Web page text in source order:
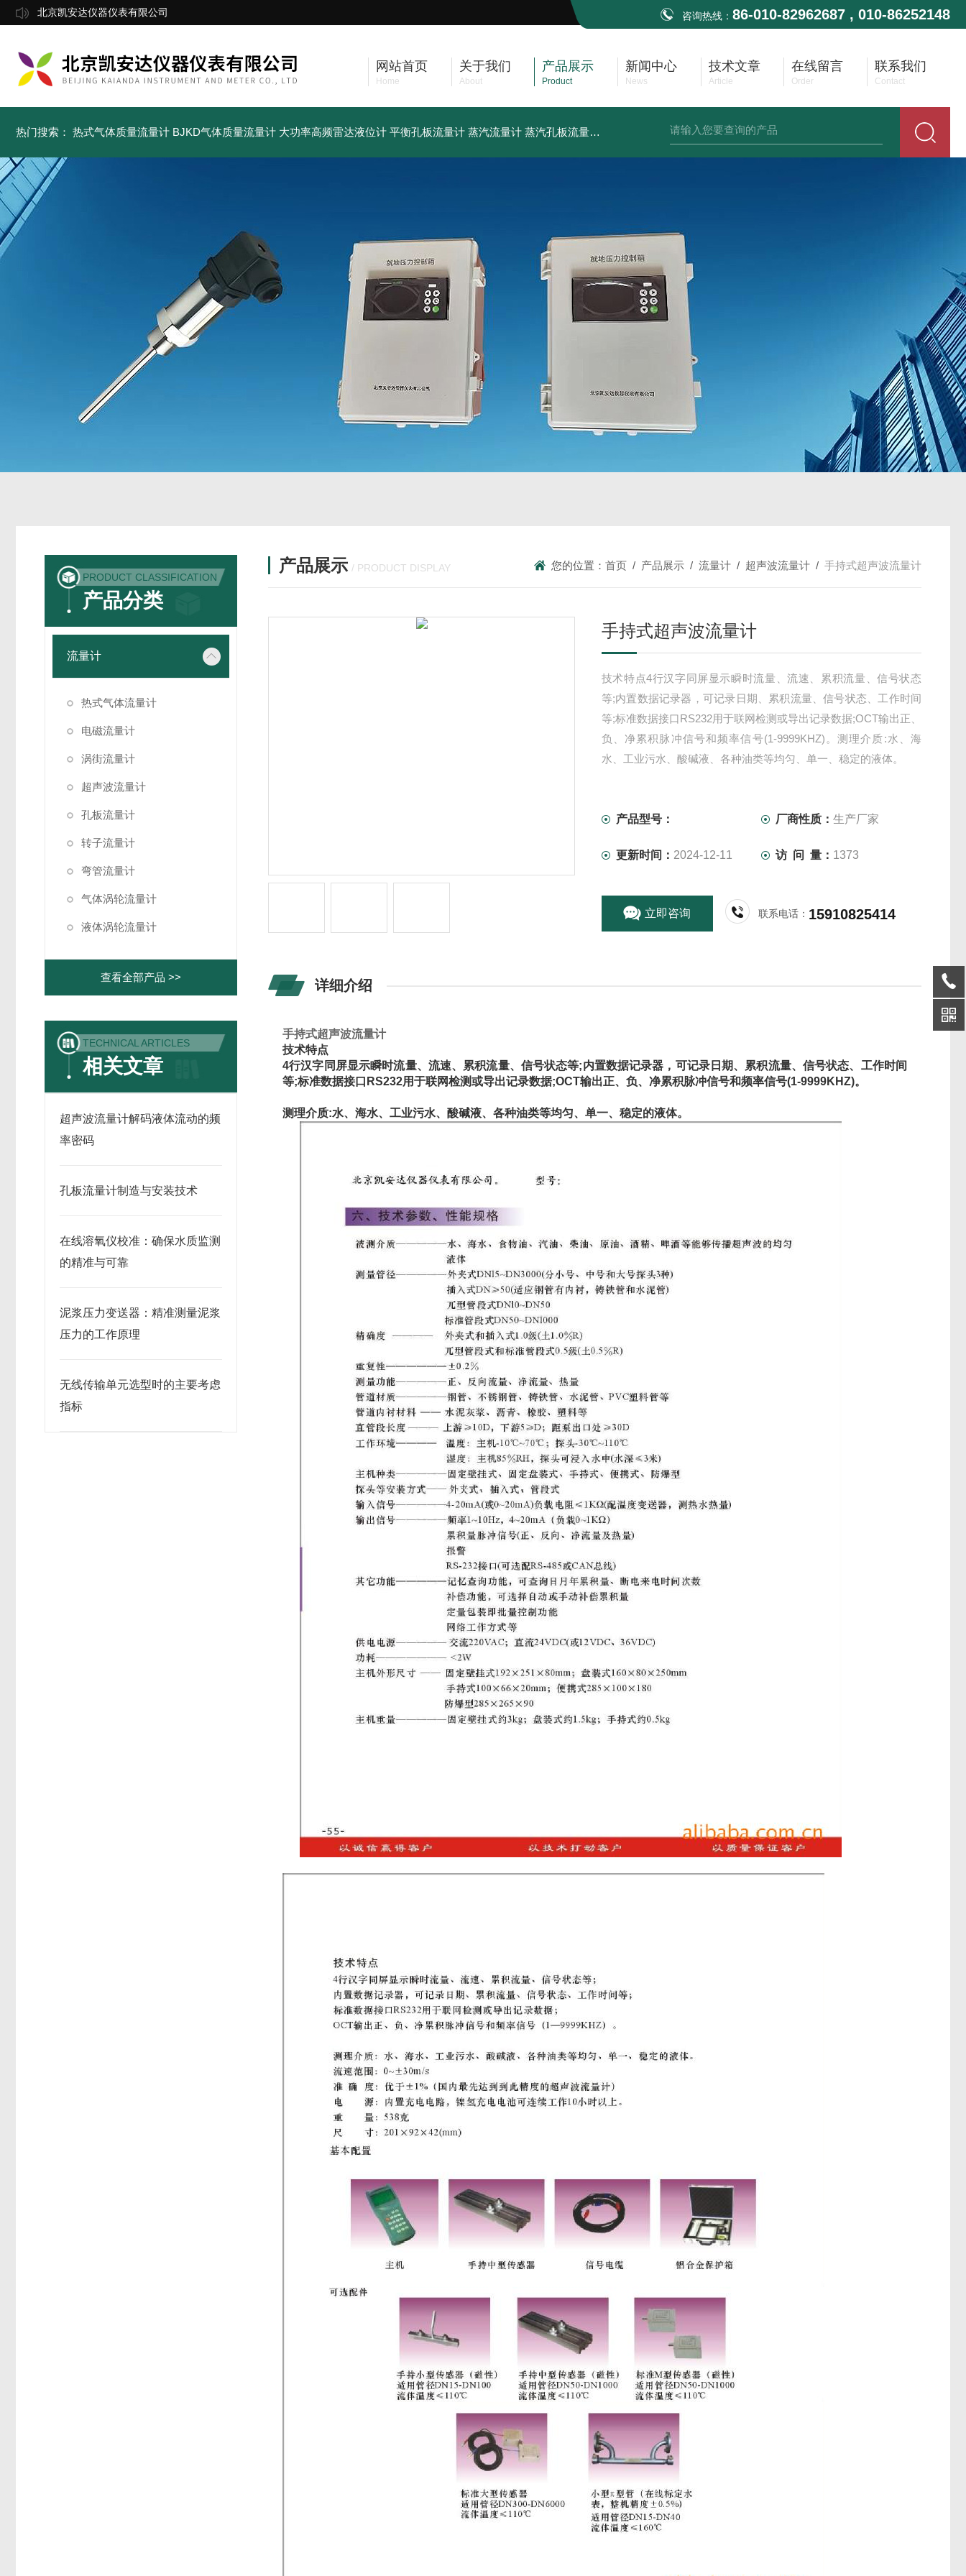
北京凯安达仪器仪表有限公司 咨询热线： 86-010-82962687 , 010-86252148
网站首页
Home
关于我们
About
产品展示
Product
新闻中心
News
技术文章
Article
在线留言
Order
联系我们
Contact
热门搜索： 热式气体质量流量计 BJKD气体质量流量计 大功率高频雷达液位计 平衡孔板流量计 蒸汽流量计 蒸汽孔板流量计 供应卫生齐平膜压力变送器 供应耐高温压力变送器 供应防堵无腔压力变送器
PRODUCT CLASSIFICATION
产品分类
流量计
热式气体流量计
电磁流量计
涡街流量计
超声波流量计
孔板流量计
转子流量计
弯管流量计
气体涡轮流量计
液体涡轮流量计
查看全部产品 >>
TECHNICAL ARTICLES
相关文章
超声波流量计解码液体流动的频
率密码
孔板流量计制造与安装技术
在线溶氧仪校准：确保水质监测
的精准与可靠
泥浆压力变送器：精准测量泥浆
压力的工作原理
无线传输单元选型时的主要考虑
指标
产品展示 / PRODUCT DISPLAY 您的位置： 首页 / 产品展示 / 流量计 / 超声波流量计 / 手持式超声波流量计
手持式超声波流量计
技术特点4行汉字同屏显示瞬时流量、流速、累积流量、信号状态
等;内置数据记录器，可记录日期、累积流量、信号状态、工作时间
等;标准数据接口RS232用于联网检测或导出记录数据;OCT输出正、
负、净累积脉冲信号和频率信号(1-9999KHZ)。测理介质:水、海
水、工业污水、酸碱液、各种油类等均匀、单一、稳定的液体。
产品型号： 厂商性质：生产厂家
更新时间： 2024-12-11 访 问 量： 1373
立即咨询 联系电话： 15910825414
详细介绍
手持式超声波流量计
技术特点
4行汉字同屏显示瞬时流量、流速、累积流量、信号状态等;内置数据记录器，可记录日期、累积流量、信号状态、工作时间
等;标准数据接口RS232用于联网检测或导出记录数据;OCT输出正、负、净累积脉冲信号和频率信号(1-9999KHZ)。
测理介质:水、海水、工业污水、酸碱液、各种油类等均匀、单一、稳定的液体。